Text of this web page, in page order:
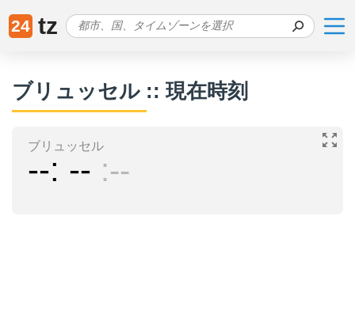
24 tz
ブリュッセル :: 現在時刻
ブリュッセル
-- -- --